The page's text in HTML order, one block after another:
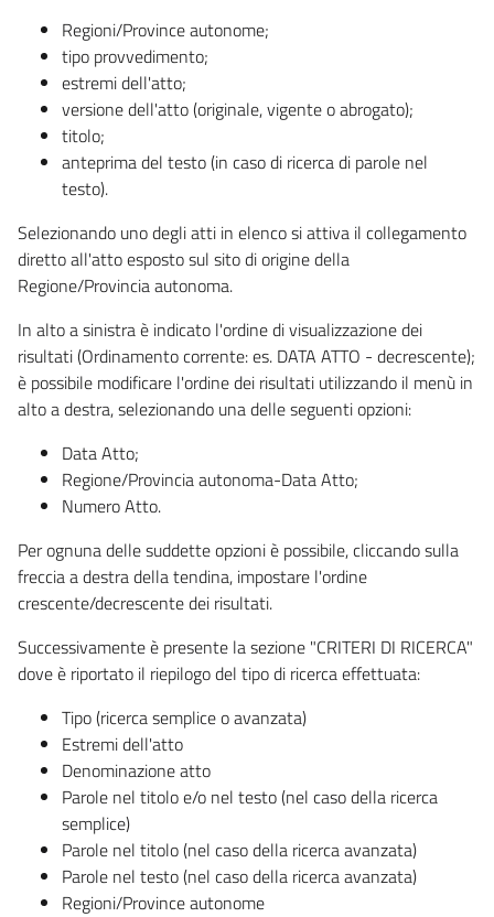
Regioni/Province autonome;
tipo provvedimento;
estremi dell'atto;
versione dell'atto (originale, vigente o abrogato);
titolo;
anteprima del testo (in caso di ricerca di parole nel
testo).
Selezionando uno degli atti in elenco si attiva il collegamento
diretto all'atto esposto sul sito di origine della
Regione/Provincia autonoma.
In alto a sinistra è indicato l'ordine di visualizzazione dei
risultati (Ordinamento corrente: es. DATA ATTO - decrescente);
è possibile modificare l'ordine dei risultati utilizzando il menù in
alto a destra, selezionando una delle seguenti opzioni:
Data Atto;
Regione/Provincia autonoma-Data Atto;
Numero Atto.
Per ognuna delle suddette opzioni è possibile, cliccando sulla
freccia a destra della tendina, impostare l'ordine
crescente/decrescente dei risultati.
Successivamente è presente la sezione "CRITERI DI RICERCA"
dove è riportato il riepilogo del tipo di ricerca effettuata:
Tipo (ricerca semplice o avanzata)
Estremi dell'atto
Denominazione atto
Parole nel titolo e/o nel testo (nel caso della ricerca
semplice)
Parole nel titolo (nel caso della ricerca avanzata)
Parole nel testo (nel caso della ricerca avanzata)
Regioni/Province autonome